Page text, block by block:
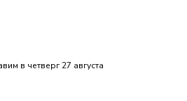
в четверг 27 августа